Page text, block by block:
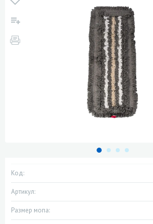
Код:
Артикул:
Размер мопа: